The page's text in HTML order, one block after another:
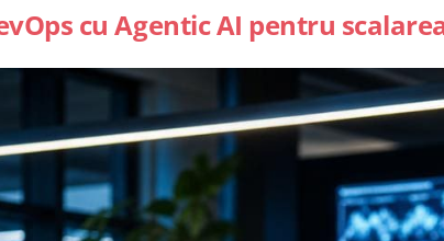
cu Agentic AI pentru